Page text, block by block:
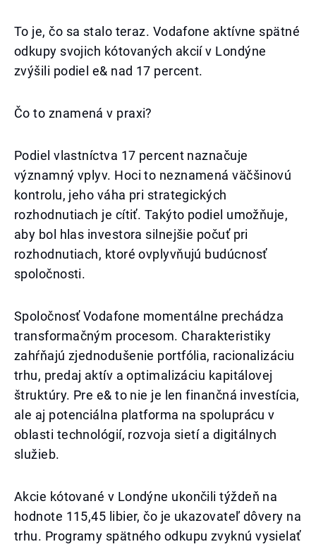
To je, čo sa stalo teraz. Vodafone aktívne spätné
odkupy svojich kótovaných akcií v Londýne
zvýšili podiel e& nad 17 percent.
Čo to znamená v praxi?
Podiel vlastníctva 17 percent naznačuje
významný vplyv. Hoci to neznamená väčšinovú
kontrolu, jeho váha pri strategických
rozhodnutiach je cítiť. Takýto podiel umožňuje,
aby bol hlas investora silnejšie počuť pri
rozhodnutiach, ktoré ovplyvňujú budúcnosť
spoločnosti.
Spoločnosť Vodafone momentálne prechádza
transformačným procesom. Charakteristiky
zahŕňajú zjednodušenie portfólia, racionalizáciu
trhu, predaj aktív a optimalizáciu kapitálovej
štruktúry. Pre e& to nie je len finančná investícia,
ale aj potenciálna platforma na spoluprácu v
oblasti technológií, rozvoja sietí a digitálnych
služieb.
Akcie kótované v Londýne ukončili týždeň na
hodnote 115,45 libier, čo je ukazovateľ dôvery na
trhu. Programy spätného odkupu zvyknú vysielať